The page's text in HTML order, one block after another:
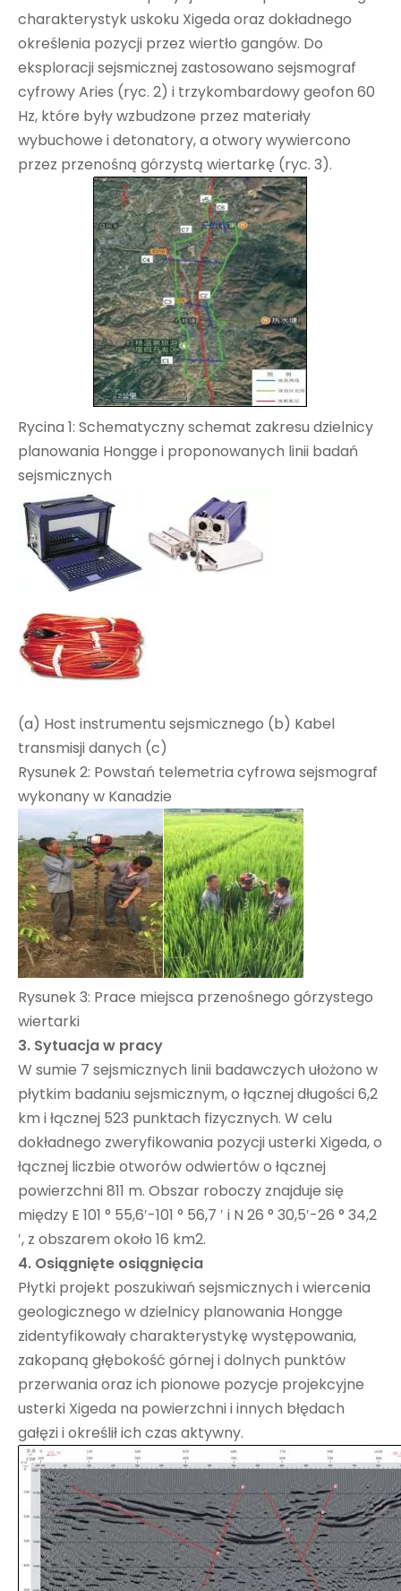
charakterystyk uskoku Xigeda oraz dokładnego
określenia pozycji przez wiertło gangów. Do
eksploracji sejsmicznej zastosowano sejsmograf
cyfrowy Aries (ryc. 2) i trzykombardowy geofon 60
Hz, które były wzbudzone przez materiały
wybuchowe i detonatory, a otwory wywiercono
przez przenośną górzystą wiertarkę (ryc. 3).
Rycina 1: Schematyczny schemat zakresu dzielnicy
planowania Hongge i proponowanych linii badań
sejsmicznych
(a) Host instrumentu sejsmicznego (b) Kabel
transmisji danych (c)
Rysunek 2: Powstań telemetria cyfrowa sejsmograf
wykonany w Kanadzie
Rysunek 3: Prace miejsca przenośnego górzystego
wiertarki
3. Sytuacja w pracy
W sumie 7 sejsmicznych linii badawczych ułożono w
płytkim badaniu sejsmicznym, o łącznej długości 6,2
km i łącznej 523 punktach fizycznych. W celu
dokładnego zweryfikowania pozycji usterki Xigeda, o
łącznej liczbie otworów odwiertów o łącznej
powierzchni 811 m. Obszar roboczy znajduje się
między E 101 ° 55,6′-101 ° 56,7 ′ i N 26 ° 30,5′-26 ° 34,2
′, z obszarem około 16 km2.
4. Osiągnięte osiągnięcia
Płytki projekt poszukiwań sejsmicznych i wiercenia
geologicznego w dzielnicy planowania Hongge
zidentyfikowały charakterystykę występowania,
zakopaną głębokość górnej i dolnych punktów
przerwania oraz ich pionowe pozycje projekcyjne
usterki Xigeda na powierzchni i innych błędach
gałęzi i określił ich czas aktywny.